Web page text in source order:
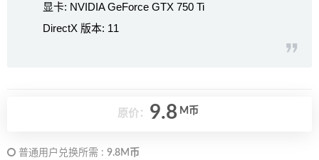
显卡: NVIDIA GeForce GTX 750 Ti
DirectX 版本: 11
原价： 9.8 M币
普通用户兑换所需 : 9.8M币